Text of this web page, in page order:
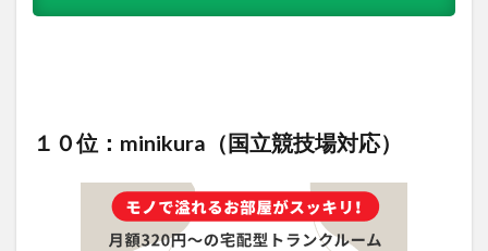
１０位：minikura（国立競技場対応）